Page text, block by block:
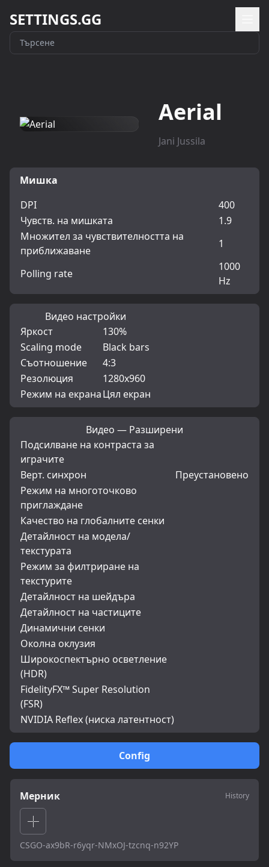
SETTINGS.GG
Aerial
Jani Jussila
Config
Мерник History
CSGO-ax9bR-r6yqr-NMxOJ-tzcnq-n92YP
Мишка
DPI
400
Чувств. на мишката
1.9
Множител за чувствителността на
приближаване
1
Polling rate
1000
Hz
Видео настройки
Яркост
130%
Scaling mode
Black bars
Съотношение
4:3
Резолюция
1280x960
Режим на екранаЦял екран
Видео — Разширени
Подсилване на контраста за
играчите
Верт. синхрон
Преустановено
Режим на многоточково
приглаждане
Качество на глобалните сенки
Детайлност на модела/
текстурата
Режим за филтриране на
текстурите
Детайлност на шейдъра
Детайлност на частиците
Динамични сенки
Околна оклузия
Широкоспектърно осветление
(HDR)
FidelityFX™ Super Resolution
(FSR)
NVIDIA Reflex (ниска латентност)